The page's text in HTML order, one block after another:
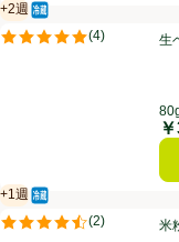
生ベーコン(パンチェッ
+2週
賞味・消費期限保証：2
冷蔵食品
(4)
評価は4件のレビューで5
生
米粉で作った餃子の皮
+1週
賞味・消費期限保証：
冷蔵食品
(2)
評価は2件のレビューで5
米